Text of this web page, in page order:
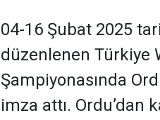
04-16 Şubat 2025
düzenlenen Türkiye
Şampiyonasında
imza attı. Ordu’dan